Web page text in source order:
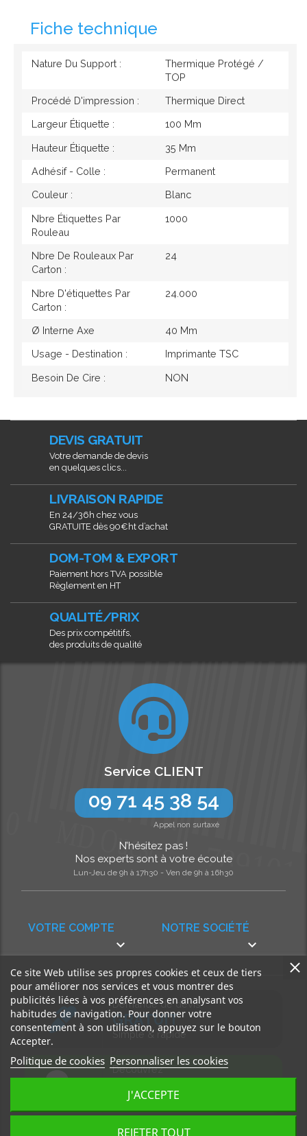
Fiche technique
Nature Du Support :
Thermique Protégé /
TOP
Procédé D'impression : Thermique Direct
Largeur Étiquette : 100 Mm
Hauteur Étiquette : 35 Mm
Adhésif - Colle : Permanent
Couleur : Blanc
Nbre Étiquettes Par
Rouleau
1000
Nbre De Rouleaux Par
Carton :
24
Nbre D'étiquettes Par
Carton :
24.000
Ø Interne Axe 40 Mm
Usage - Destination : Imprimante TSC
Besoin De Cire : NON
DEVIS GRATUIT
Votre demande de devis
en quelques clics...
LIVRAISON RAPIDE
En 24/36h chez vous
GRATUITE dès 90€ht d’achat
DOM-TOM & EXPORT
Paiement hors TVA possible
Règlement en HT
QUALITÉ/PRIX
Des prix compétitifs,
des produits de qualité
NOTRE SOCIÉTÉ

VOTRE COMPTE

Service CLIENT
09 71 45 38 54
Appel non surtaxé
N’hésitez pas !
Nos experts sont à votre écoute
Lun-Jeu de 9h à 17h30 - Ven de 9h à 16h30
Demande de devis
GRATUIT
Simple & rapide
Découvrez
Accédez à nos articles
Ce site Web utilise ses propres cookies et ceux de tiers
pour améliorer nos services et vous montrer des
publicités liées à vos préférences en analysant vos
habitudes de navigation. Pour donner votre
consentement à son utilisation, appuyez sur le bouton
Accepter.
Politique de cookies Personnaliser les cookies
REJETER TOUT
J'ACCEPTE